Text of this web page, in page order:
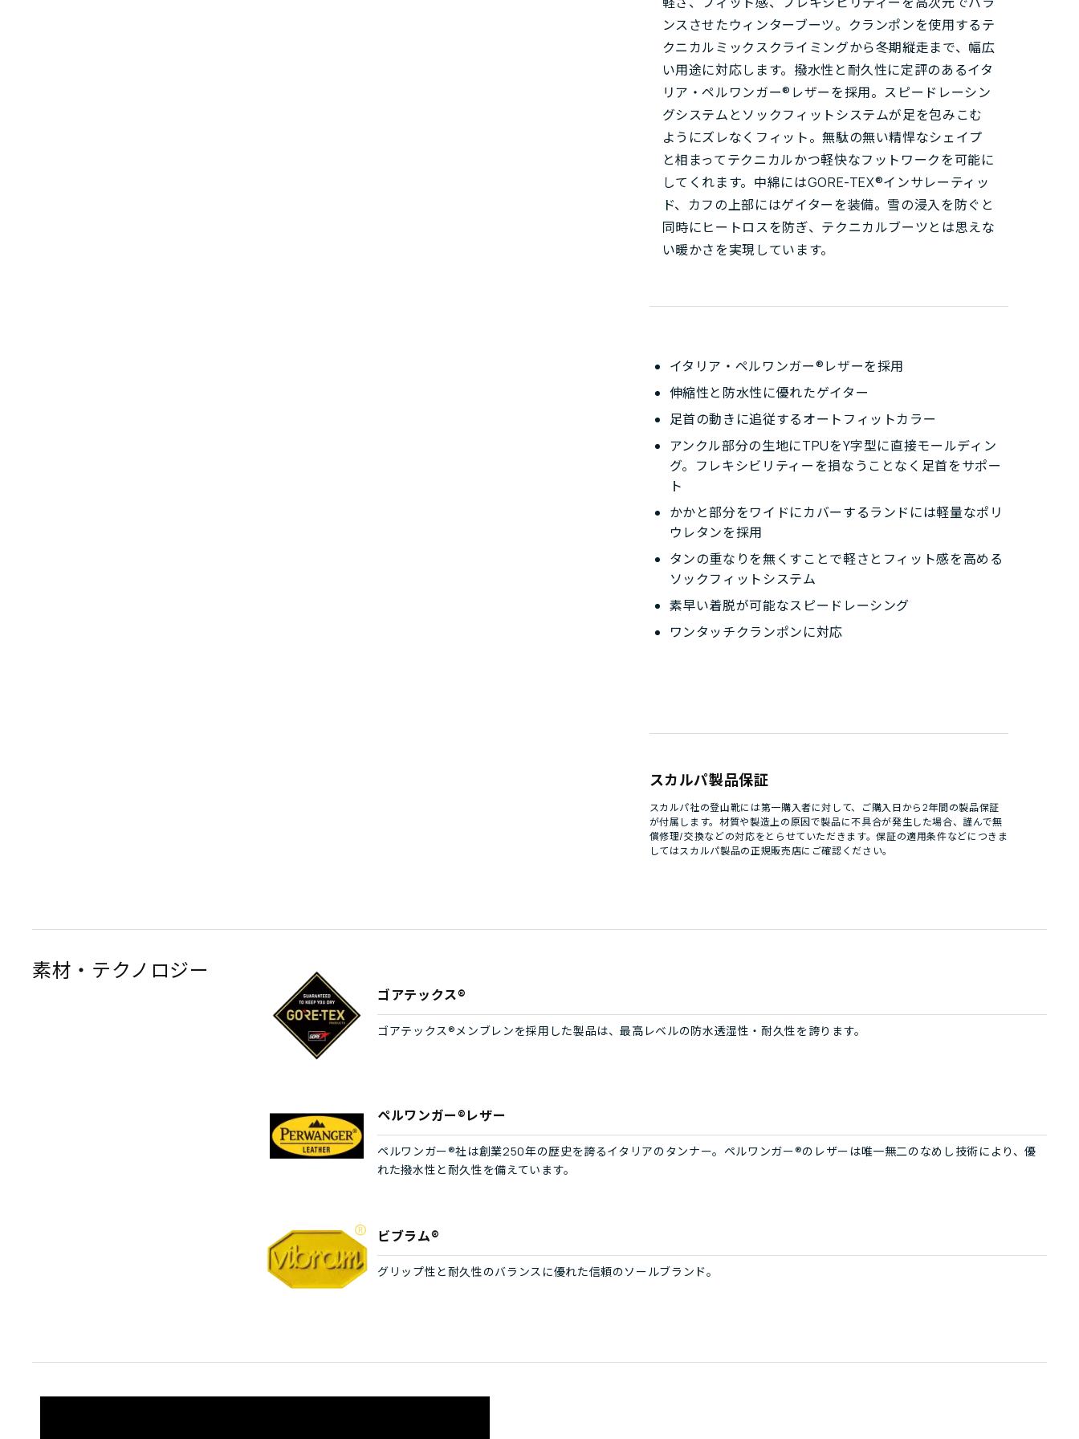
ンスさせたウィンターブーツ。クランポンを使用するテ
クニカルミックスクライミングから冬期縦走まで、幅広
い用途に対応します。撥水性と耐久性に定評のあるイタ
リア・ペルワンガー®レザーを採用。スピードレーシン
グシステムとソックフィットシステムが足を包みこむ
ようにズレなくフィット。無駄の無い精悍なシェイプ
と相まってテクニカルかつ軽快なフットワークを可能に
してくれます。中綿にはGORE-TEX®インサレーティッ
ド、カフの上部にはゲイターを装備。雪の浸入を防ぐと
同時にヒートロスを防ぎ、テクニカルブーツとは思えな
い暖かさを実現しています。
スカルパ製品保証
スカルパ社の登山靴には第一購入者に対して、ご購入日から2年間の製品保証
が付属します。材質や製造上の原因で製品に不具合が発生した場合、謹んで無
償修理/交換などの対応をとらせていただきます。保証の適用条件などにつきま
してはスカルパ製品の正規販売店にご確認ください。
イタリア・ペルワンガー®レザーを採用
伸縮性と防水性に優れたゲイター
足首の動きに追従するオートフィットカラー
アンクル部分の生地にTPUをY字型に直接モールディン
グ。フレキシビリティーを損なうことなく足首をサポー
ト
かかと部分をワイドにカバーするランドには軽量なポリ
ウレタンを採用
タンの重なりを無くすことで軽さとフィット感を高める
ソックフィットシステム
素早い着脱が可能なスピードレーシング
ワンタッチクランポンに対応
素材・テクノロジー
ゴアテックス®
ゴアテックス®メンブレンを採用した製品は、最高レベルの防水透湿性・耐久性を誇ります。
ペルワンガー®レザー
ペルワンガー®社は創業250年の歴史を誇るイタリアのタンナー。ペルワンガー®のレザーは唯一無二のなめし技術により、優
れた撥水性と耐久性を備えています。
ビブラム®
グリップ性と耐久性のバランスに優れた信頼のソールブランド。